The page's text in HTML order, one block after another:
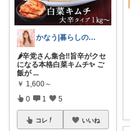
かなう|暮らしの記録🌱
🌶️辛党さん集合‼️旨辛がクセ
になる本格白菜キムチ✨ ご
飯が ...
￥ 1,600～
0 1 5
コレ いいね